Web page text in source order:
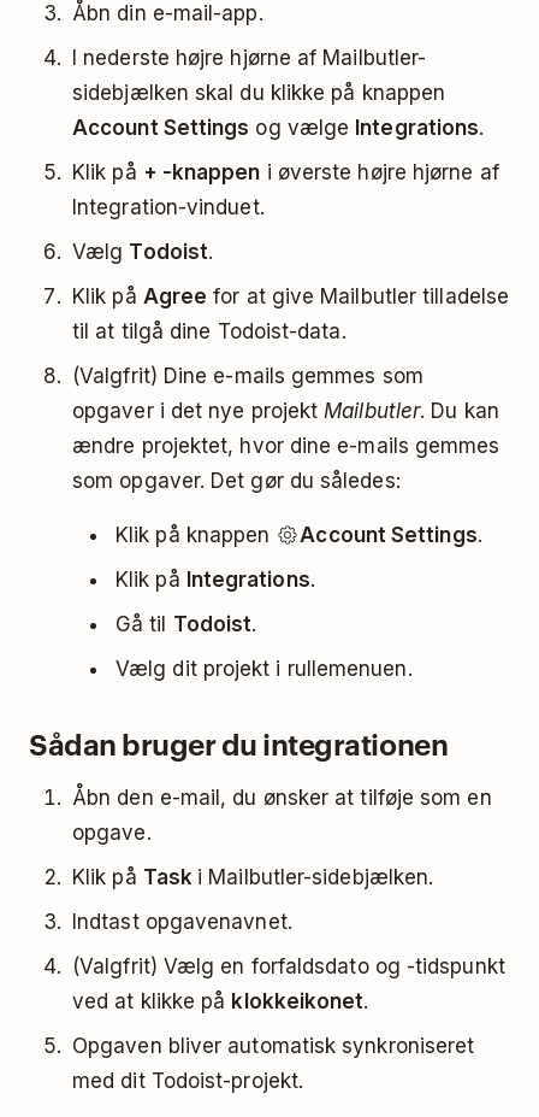
Åbn din e-mail-app.
I nederste højre hjørne af Mailbutler-
sidebjælken skal du klikke på knappen
Account Settings og vælge Integrations.
Klik på + -knappen i øverste højre hjørne af
Integration-vinduet.
Vælg Todoist.
Klik på Agree for at give Mailbutler tilladelse
til at tilgå dine Todoist-data.
(Valgfrit) Dine e-mails gemmes som
opgaver i det nye projektMailbutler. Du kan
ændre projektet, hvor dine e-mails gemmes
som opgaver. Det gør du således:
Klik på knappen Account Settings.
Klik på Integrations.
Gå til Todoist.
Vælg dit projekt i rullemenuen.
Sådan bruger du integrationen
Åbn den e-mail, du ønsker at tilføje som en
opgave.
Klik på Task i Mailbutler-sidebjælken.
Indtast opgavenavnet.
(Valgfrit) Vælg en forfaldsdato og -tidspunkt
ved at klikke på klokkeikonet.
Opgaven bliver automatisk synkroniseret
med dit Todoist-projekt.